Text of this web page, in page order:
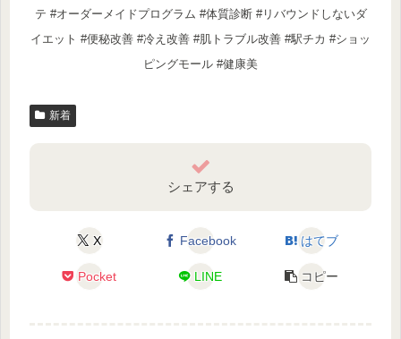
テ #オーダーメイドプログラム #体質診断 #リバウンドしないダ
イエット #便秘改善 #冷え改善 #肌トラブル改善 #駅チカ #ショッ
ピングモール #健康美
新着
シェアする
X Facebook はてブ
Pocket LINE コピー